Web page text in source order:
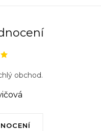
obchod.